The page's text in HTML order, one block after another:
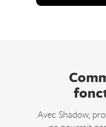
Avec Shadow,